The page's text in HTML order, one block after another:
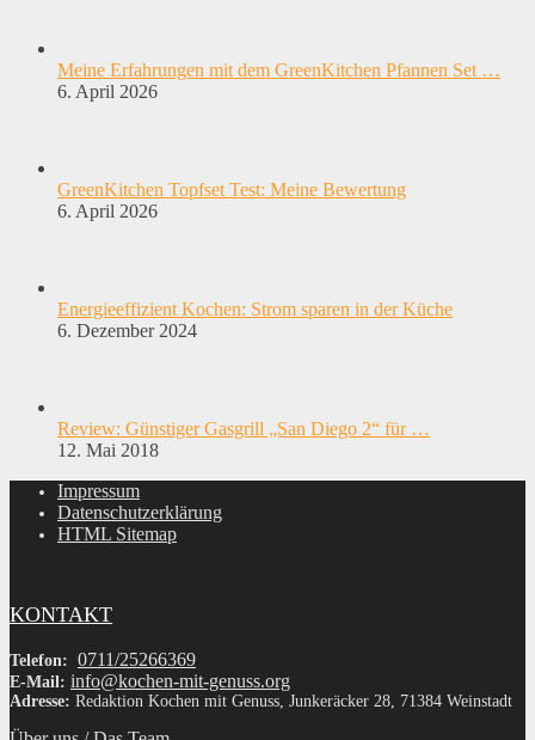
Meine Erfahrungen mit dem GreenKitchen Pfannen Set …
6. April 2026
GreenKitchen Topfset Test: Meine Bewertung
6. April 2026
Energieeffizient Kochen: Strom sparen in der Küche
6. Dezember 2024
Review: Günstiger Gasgrill „San Diego 2“ für …
12. Mai 2018
Impressum
Datenschutzerklärung
HTML Sitemap
KONTAKT
Telefon: 0711/25266369
E-Mail: info@kochen-mit-genuss.org
Adresse: Redaktion Kochen mit Genuss, Junkeräcker 28, 71384 Weinstadt